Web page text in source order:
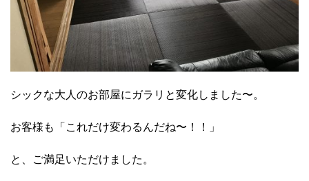
シックな大人のお部屋にガラリと変化しました〜。
お客様も「これだけ変わるんだね〜！！」
と、ご満足いただけました。